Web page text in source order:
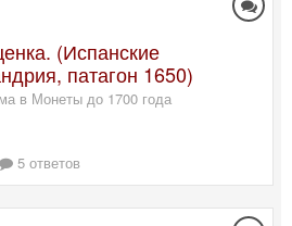
(Испанские
патагон 1650)
в Монеты до 1700 года
5 ответов